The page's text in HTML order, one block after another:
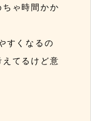
ゃ時間かか
すくなるの
てるけど意